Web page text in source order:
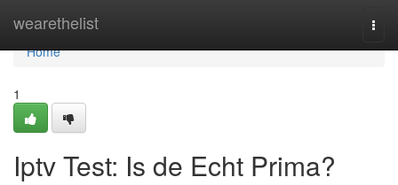
wearethelist
Home
Home
1
Iptv Test: Is de Echt Prima?